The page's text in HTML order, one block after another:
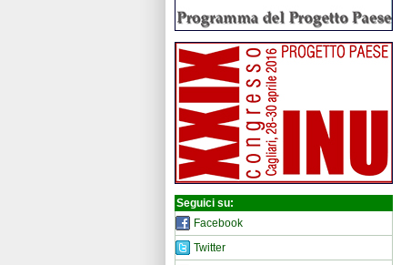
Seguici su:
Facebook
Twitter